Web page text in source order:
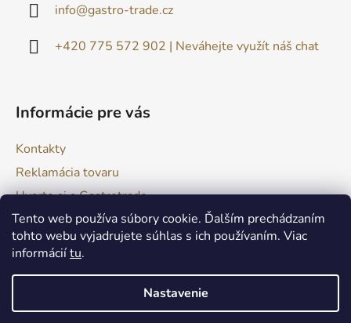
Tento web používa súbory cookie. Ďalším prechádzaním
tohto webu vyjadrujete súhlas s ich používaním. Viac
informáciítu.
Nastavenie
info@gastro-trade.cz
+420 775 572 902 | Neváhejte využít náš chat
Informácie pre vás
Kontakty
Reklamácia tovaru
Uvarte si s Gastrotrade
Naše produkty - Tipy a triky
Obchodné podmienky